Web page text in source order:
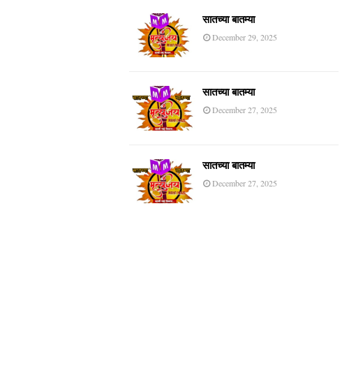
सातच्या बातम्या
December 29, 2025
सातच्या बातम्या
December 27, 2025
सातच्या बातम्या
December 27, 2025